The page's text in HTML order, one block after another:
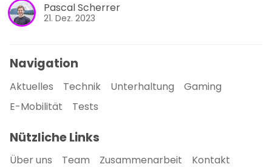
Pascal Scherrer
21. Dez. 2023
Navigation
Aktuelles Technik Unterhaltung
Gaming
E-Mobilität
Tests
Nützliche Links
Über uns Team Zusammenarbeit Kontakt